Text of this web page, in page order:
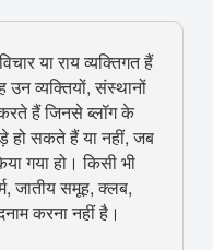
या राय व्यक्तिगत हैं
व्यक्तियों, संस्थानों
करते हैं जिनसे ब्लॉग के
सकते हैं या नहीं, जब
गया हो। किसी भी
जातीय समूह, क्लब,
करना नहीं है।